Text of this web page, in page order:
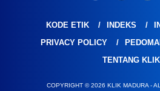
KODE ETIK INDEKS
PRIVACY POLICY
TENTANG KLIK
COPYRIGHT © 2026 KLIK MADURA -